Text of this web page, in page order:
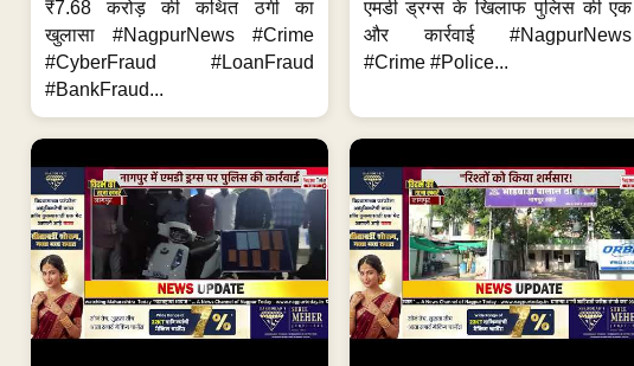
₹7.68 करोड़ की कथित ठगी का
खुलासा #NagpurNews #Crime
#CyberFraud #LoanFraud
#BankFraud...
एमडी ड्रग्स के खिलाफ पुलिस की एक
और कार्रवाई #NagpurNews
#Crime #Police...